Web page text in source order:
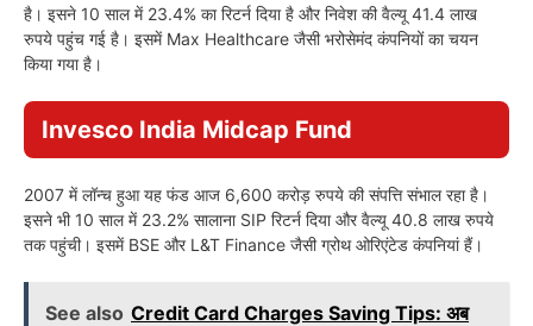
है। इसने 10 साल में 23.4% का रिटर्न दिया है और निवेश की वैल्यू 41.4 लाख
रुपये पहुंच गई है। इसमें Max Healthcare जैसी भरोसेमंद कंपनियों का चयन
किया गया है।
Invesco India Midcap Fund
2007 में लॉन्च हुआ यह फंड आज 6,600 करोड़ रुपये की संपत्ति संभाल रहा है।
इसने भी 10 साल में 23.2% सालाना SIP रिटर्न दिया और वैल्यू 40.8 लाख रुपये
तक पहुंची। इसमें BSE और L&T Finance जैसी ग्रोथ ओरिएंटेड कंपनियां हैं।
See also Credit Card Charges Saving Tips: अब